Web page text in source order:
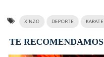
XINZO DEPORTE KARATE
TE RECOMENDAMOS